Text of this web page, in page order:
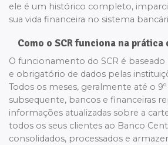
ele é um histórico completo,
sua vida financeira no sistema
Como o SCR funciona na prática
O funcionamento do SCR é
e obrigatório de dados pelas
Todos os meses, geralmente até o
subsequente, bancos e financeiras
informações atualizadas sobre a
todos os seus clientes ao Banco
consolidados, processados e